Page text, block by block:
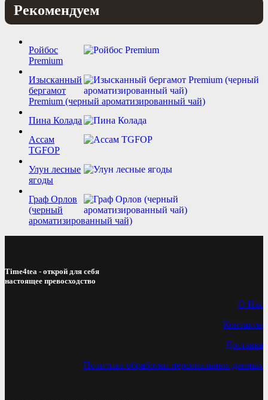
Рекомендуем
Ройбос
Premium
Изысканный
бергамот
Premium (черный ароматизированный чай)
Пина Колада
Ассам
TGFOP
Улун лесные
ягоды
Граф Орлов
(черный
ароматизированный чай)
Time4tea - открой для себя
настоящее превосходство
О Нас
Контакты
Доставка
Политика обработки персональных данных